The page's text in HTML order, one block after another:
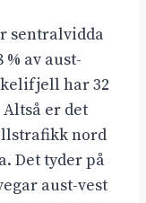
sentralvidda
% av aust-
har 32
er det
nord
Det tyder på
aust-vest